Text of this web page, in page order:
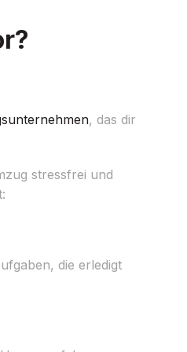
, das dir
stressfrei und
die erledigt